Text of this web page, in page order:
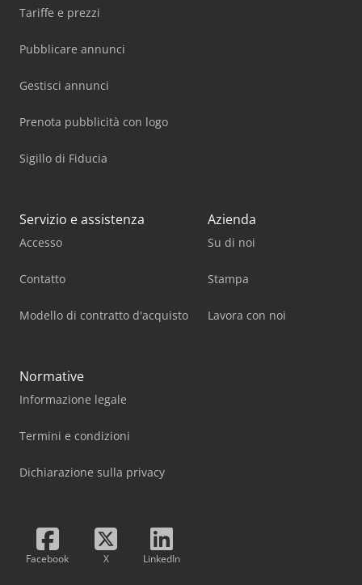
Tariffe e prezzi
Pubblicare annunci
Gestisci annunci
Prenota pubblicità con logo
Sigillo di Fiducia
Servizio e assistenza
Accesso
Contatto
Modello di contratto d'acquisto
Azienda
Su di noi
Stampa
Lavora con noi
Normative
Informazione legale
Termini e condizioni
Dichiarazione sulla privacy
Facebook X LinkedIn